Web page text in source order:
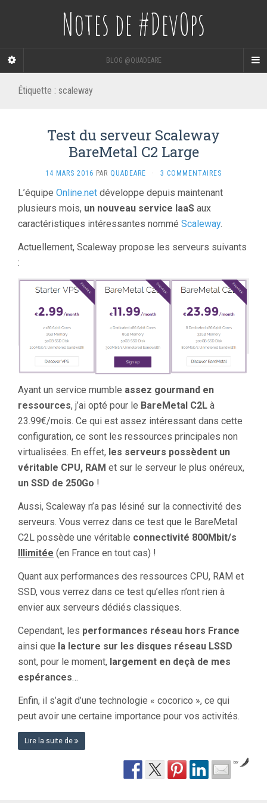
Notes de #DevOps
BLOG @QUADEARE
Étiquette : scaleway
Test du serveur Scaleway
BareMetal C2 Large
14 MARS 2016 PAR QUADEARE · 3 COMMENTAIRES
L’équipe Online.net développe depuis maintenant
plusieurs mois, un nouveau service IaaS aux
caractéristiques intéressantes nommé Scaleway.
Actuellement, Scaleway propose les serveurs suivants
:
Ayant un service mumble assez gourmand en
ressources, j’ai opté pour le BareMetal C2L à
23.99€/mois. Ce qui est assez intéressant dans cette
configuration, ce sont les ressources principales non
virtualisées. En effet, les serveurs possèdent un
véritable CPU, RAM et sur le serveur le plus onéreux,
un SSD de 250Go !
Aussi, Scaleway n’a pas lésiné sur la connectivité des
serveurs. Vous verrez dans ce test que le BareMetal
C2L possède une véritable connectivité 800Mbit/s
Illimitée (en France en tout cas) !
Quant aux performances des ressources CPU, RAM et
SSD, vous verrez dans ce test qu’elles n’ont rien à
envier aux serveurs dédiés classiques.
Cependant, les performances réseau hors France
ainsi que la lecture sur les disques réseau LSSD
sont, pour le moment, largement en deçà de mes
espérances…
Enfin, il s’agit d’une technologie « cocorico », ce qui
peut avoir une certaine importance pour vos activités.
Lire la suite de
by